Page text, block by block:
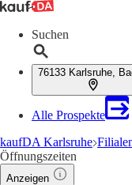
Suchen
76133 Karlsruhe,
Alle Prospekte
kaufDA Karlsruhe
Öffnungszeiten
Anzeigen